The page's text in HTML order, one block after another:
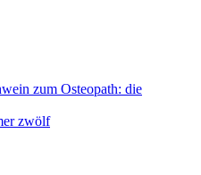
zum Osteopath: die
zwölf